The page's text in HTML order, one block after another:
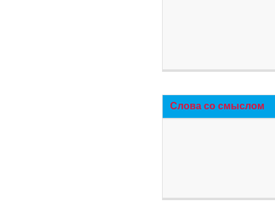
Слова со смыслом